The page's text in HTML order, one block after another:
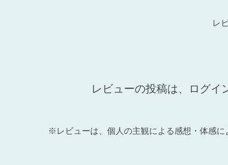
レ
レビューの投稿は、ログイ
※レビューは、個人の主観による感想・体感に